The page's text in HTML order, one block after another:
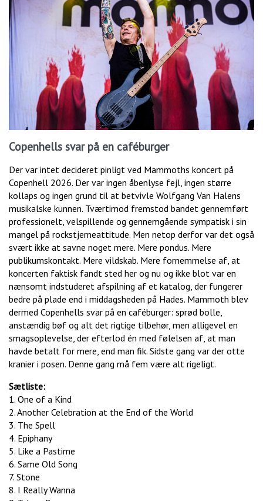
Copenhells svar på en caféburger
Der var intet decideret pinligt ved Mammoths koncert på
Copenhell 2026. Der var ingen åbenlyse fejl, ingen større
kollaps og ingen grund til at betvivle Wolfgang Van Halens
musikalske kunnen. Tværtimod fremstod bandet gennemført
professionelt, velspillende og gennemgående sympatisk i sin
mangel på rockstjerneattitude. Men netop derfor var det også
svært ikke at savne noget mere. Mere pondus. Mere
publikumskontakt. Mere vildskab. Mere fornemmelse af, at
koncerten faktisk fandt sted her og nu og ikke blot var en
nænsomt indstuderet afspilning af et katalog, der fungerer
bedre på plade end i middagsheden på Hades. Mammoth blev
dermed Copenhells svar på en caféburger: sprød bolle,
anstændig bøf og alt det rigtige tilbehør, men alligevel en
smagsoplevelse, der efterlod én med følelsen af, at man
havde betalt for mere, end man fik. Sidste gang var der otte
kranier i posen. Denne gang må fem være alt rigeligt.
Sætliste:
1. One of a Kind
2. Another Celebration at the End of the World
3. The Spell
4. Epiphany
5. Like a Pastime
6. Same Old Song
7. Stone
8. I Really Wanna